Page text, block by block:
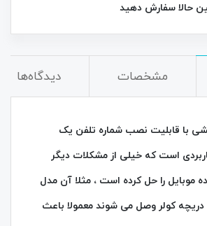
حالا سفارش دهید
مشخصات دیدگاه‌ها
با قابلیت نصب شماره تلفن یک
است که خیلی از مشکلات دیگر
موبایل را حل کرده است ، مثلا آن مدل
دریچه کولر وصل می شوند معمولا باعث